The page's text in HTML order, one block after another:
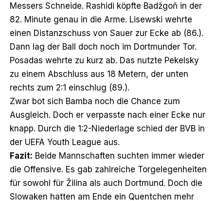
Messers Schneide. Rashidi köpfte Badžgoň in der
82. Minute genau in die Arme. Lisewski wehrte
einen Distanzschuss von Sauer zur Ecke ab (86.).
Dann lag der Ball doch noch im Dortmunder Tor.
Posadas wehrte zu kurz ab. Das nutzte Pekelsky
zu einem Abschluss aus 18 Metern, der unten
rechts zum 2:1 einschlug (89.).
Zwar bot sich Bamba noch die Chance zum
Ausgleich. Doch er verpasste nach einer Ecke nur
knapp. Durch die 1:2-Niederlage schied der BVB in
der UEFA Youth League aus.
Fazit: Beide Mannschaften suchten immer wieder
die Offensive. Es gab zahlreiche Torgelegenheiten
für sowohl für Žilina als auch Dortmund. Doch die
Slowaken hatten am Ende ein Quentchen mehr